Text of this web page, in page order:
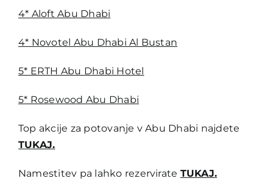
4* Aloft Abu Dhabi
4* Novotel Abu Dhabi Al Bustan
5* ERTH Abu Dhabi Hotel
5* Rosewood Abu Dhabi
Top akcije za potovanje v Abu Dhabi najdete
TUKAJ.
Namestitev pa lahko rezervirate TUKAJ.